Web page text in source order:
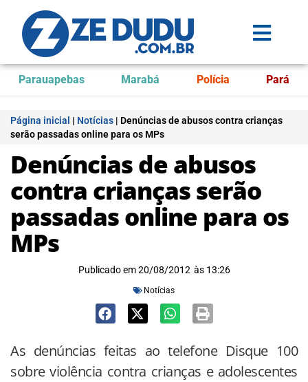
Parauapebas Marabá Polícia Pará
Página inicial | Notícias | Denúncias de abusos contra crianças
serão passadas online para os MPs
Denúncias de abusos
contra crianças serão
passadas online para os
MPs
Publicado em 20/08/2012 às 13:26
Notícias
As denúncias feitas ao telefone Disque 100
sobre violência contra crianças e adolescentes